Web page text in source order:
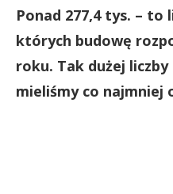
Ponad 277,4 tys. – to
których budowę
roku. Tak dużej
mieliśmy co najmniej